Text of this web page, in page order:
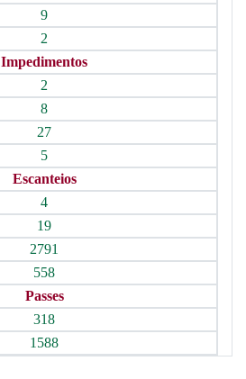
9
2
Impedimentos
2
8
27
5
Escanteios
4
19
2791
558
Passes
318
1588